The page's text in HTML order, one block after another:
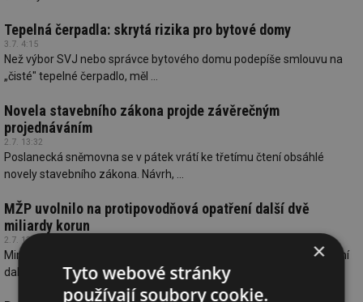
Tepelná čerpadla: skrytá rizika pro bytové domy
3.7. 4:15
Než výbor SVJ nebo správce bytového domu podepíše smlouvu na
„čisté" tepelné čerpadlo, měl ...
Novela stavebního zákona projde závěrečným
projednáváním
2.7. 13:32
Poslanecká sněmovna se v pátek vrátí ke třetímu čtení obsáhlé
novely stavebního zákona. Návrh, ...
MŽP uvolnilo na protipovodňová opatření další dvě
miliardy korun
2.7. 13:18
Ministerstvo životního prostředí uvolnilo na protipovodňová opatření
další dvě miliardy korun. ...
×
Tyto webové stránky
používají soubory cookie.